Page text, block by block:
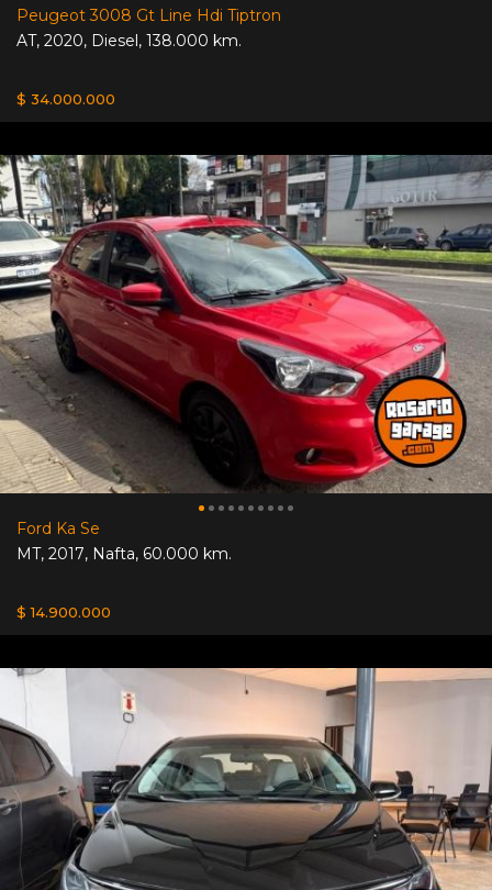
Peugeot 3008 Gt Line Hdi Tiptron
AT, 2020, Diesel, 138.000 km.
$ 34.000.000
Ford Ka Se
MT, 2017, Nafta, 60.000 km.
$ 14.900.000